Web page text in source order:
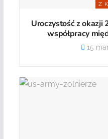
Z
Uroczystość z
współpracy
15